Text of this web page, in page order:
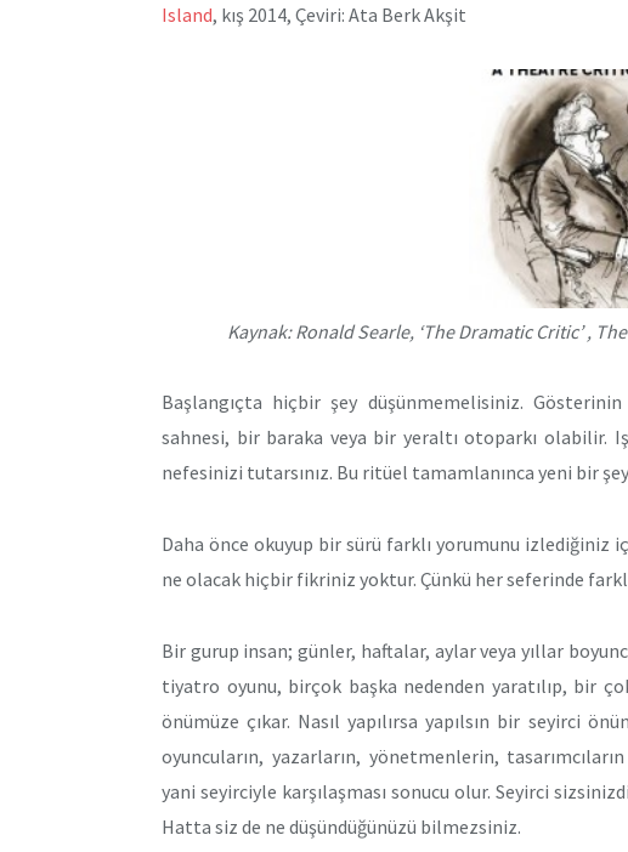
Island, kış 2014, Çeviri: Ata Berk Akşit
Kaynak: Ronald Searle, ‘The Dramatic Critic’ ,
Başlangıçta hiçbir şey düşünmemelisiniz.
sahnesi, bir baraka veya bir yeraltı otoparkı olabilir.
nefesinizi tutarsınız. Bu ritüel tamamlanınca yeni bir
Daha önce okuyup bir sürü farklı yorumunu izlediğiniz
ne olacak hiçbir fikriniz yoktur. Çünkü her seferinde
Bir gurup insan; günler, haftalar, aylar veya yıllar
tiyatro oyunu, birçok başka nedenden yaratılıp, bir
önümüze çıkar. Nasıl yapılırsa yapılsın bir seyirci
oyuncuların, yazarların, yönetmenlerin,
yani seyirciyle karşılaşması sonucu olur. Seyirci
Hatta siz de ne düşündüğünüzü bilmezsiniz.